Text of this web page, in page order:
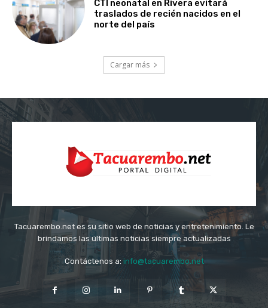
CTI neonatal en Rivera evitará
traslados de recién nacidos en el
norte del país
Cargar más
Tacuarembo.net es su sitio web de noticias y entretenimiento. Le
brindamos las últimas noticias siempre actualizadas
Contáctenos a: info@tacuarembo.net